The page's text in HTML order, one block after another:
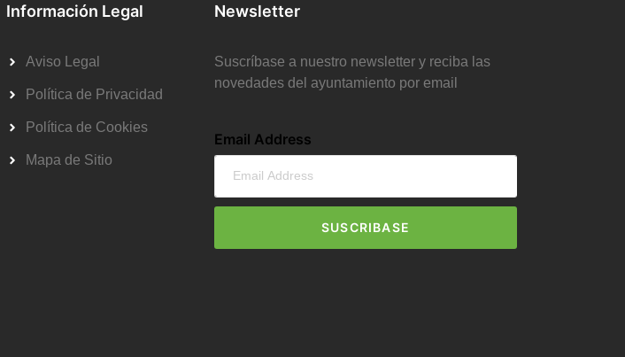
Información Legal
Aviso Legal
Política de Privacidad
Política de Cookies
Mapa de Sitio
Newsletter
Suscríbase a nuestro newsletter y reciba las
novedades del ayuntamiento por email
Email Address
SUSCRIBASE